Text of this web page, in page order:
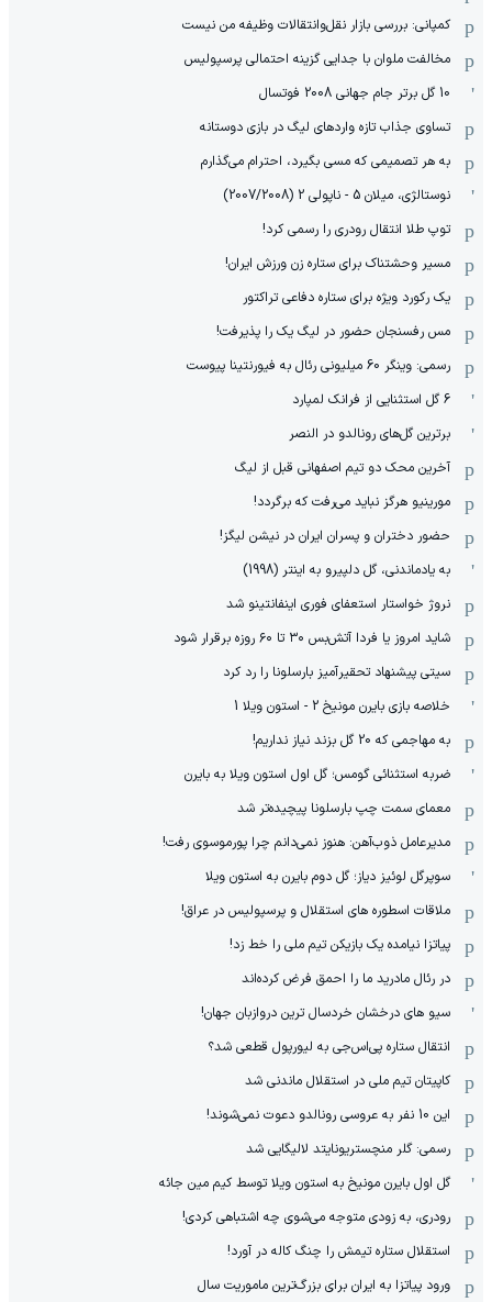
کمپانی: بررسی بازار نقل‌وانتقالات وظیفه من نیست
مخالفت ملوان با جدایی گزینه احتمالی پرسپولیس
10 گل برتر جام جهانی 2008 فوتسال
تساوی جذاب تازه واردهای لیگ در بازی دوستانه
به هر تصمیمی که مسی بگیرد، احترام می‌گذارم
نوستالژی، میلان 5 - ناپولی 2 (2007/2008)
توپ طلا انتقال رودری را رسمی کرد!
مسیر وحشتناک برای ستاره زن ورزش ایران!
یک رکورد ویژه برای ستاره دفاعی تراکتور
مس رفسنجان حضور در لیگ یک را پذیرفت!
رسمی: وینگر 60 میلیونی رئال به فیورنتینا پیوست
6 گل استثنایی از فرانک لمپارد
برترین گل‌های رونالدو در النصر
آخرین محک دو تیم اصفهانی قبل از لیگ
مورینیو هرگز نباید می‌رفت که برگردد!
حضور دختران و پسران ایران در نیشن لیگز!
به یادماندنی، گل دلپیرو به اینتر (1998)
نروژ خواستار استعفای فوری اینفانتینو شد
شاید امروز یا فردا آتش‌بس ۳۰ تا ۶۰ روزه برقرار شود
سیتی پیشنهاد تحقیرآمیز بارسلونا را رد کرد
خلاصه بازی بایرن مونیخ 2 - استون ویلا 1
به مهاجمی که 20 گل بزند نیاز نداریم!
ضربه استثنائی گومس؛ گل اول استون ویلا به بایرن
معمای سمت چپ بارسلونا پیچیده‌تر شد
مدیرعامل ذوب‌آهن: هنوز نمی‌دانم چرا پورموسوی رفت!
سوپرگل لوئیز دیاز؛ گل دوم بایرن به استون ویلا
ملاقات اسطوره های استقلال و پرسپولیس در عراق!
پیاتزا نیامده یک بازیکن تیم ملی را خط زد!
در رئال مادرید ما را احمق فرض کرده‌اند
سیو های درخشان خردسال ترین دروازبان جهان!
انتقال ستاره پی‌اس‌جی به لیورپول قطعی شد؟
کاپیتان تیم ملی در استقلال ماندنی شد
این 10 نفر به عروسی رونالدو دعوت نمی‌شوند!
رسمی: گلر منچستریونایتد لالیگایی شد
گل اول بایرن مونیخ به استون ویلا توسط کیم مین جائه
رودری، به زودی متوجه می‌شوی چه اشتباهی کردی!
استقلال ستاره تیمش را چنگ کاله در آورد!
ورود پیاتزا به ایران برای بزرگ‌ترین ماموریت سال